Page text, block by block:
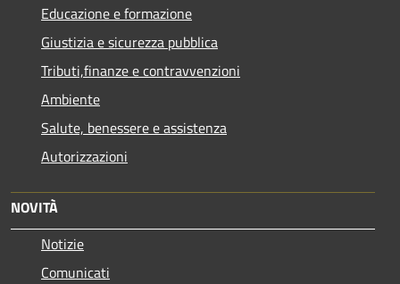
Educazione e formazione
Giustizia e sicurezza pubblica
Tributi,finanze e contravvenzioni
Ambiente
Salute, benessere e assistenza
Autorizzazioni
NOVITÀ
Notizie
Comunicati